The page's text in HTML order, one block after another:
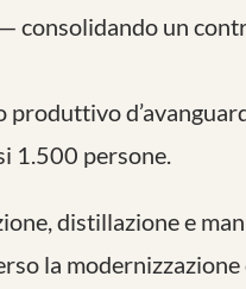
consolidando un
produttivo
1.500 persone.
distillazione e
la